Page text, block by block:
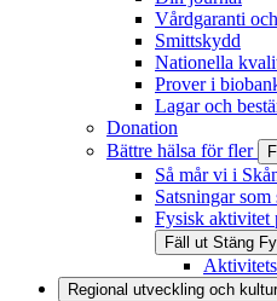
Vårdgaranti
Smittskydd
Nationella
Prover i
Lagar och
Donation
Bättre hälsa för fler
Så mår vi i
Satsningar
Fysisk aktivitet
Fäll ut Stäng
Regional utveckling och kultur